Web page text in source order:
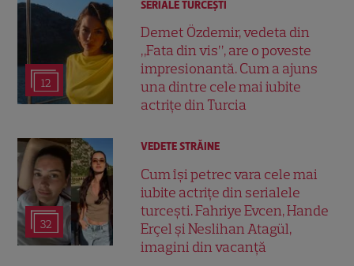
12
SERIALE TURCEŞTI
Demet Özdemir, vedeta din
„Fata din vis”, are o poveste
impresionantă. Cum a ajuns
una dintre cele mai iubite
actrițe din Turcia
32
VEDETE STRĂINE
Cum își petrec vara cele mai
iubite actrițe din serialele
turcești. Fahriye Evcen, Hande
Erçel și Neslihan Atagül,
imagini din vacanță